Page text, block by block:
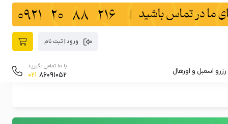
ورود | ثبت نام
رزرو اسمبل و اورهال
با ما تماس بگیرید
021 86091052